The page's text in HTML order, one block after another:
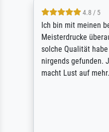
5 / 5
Rundum
des Auftrags
angekündigte
letztlich sogar
Qualität des